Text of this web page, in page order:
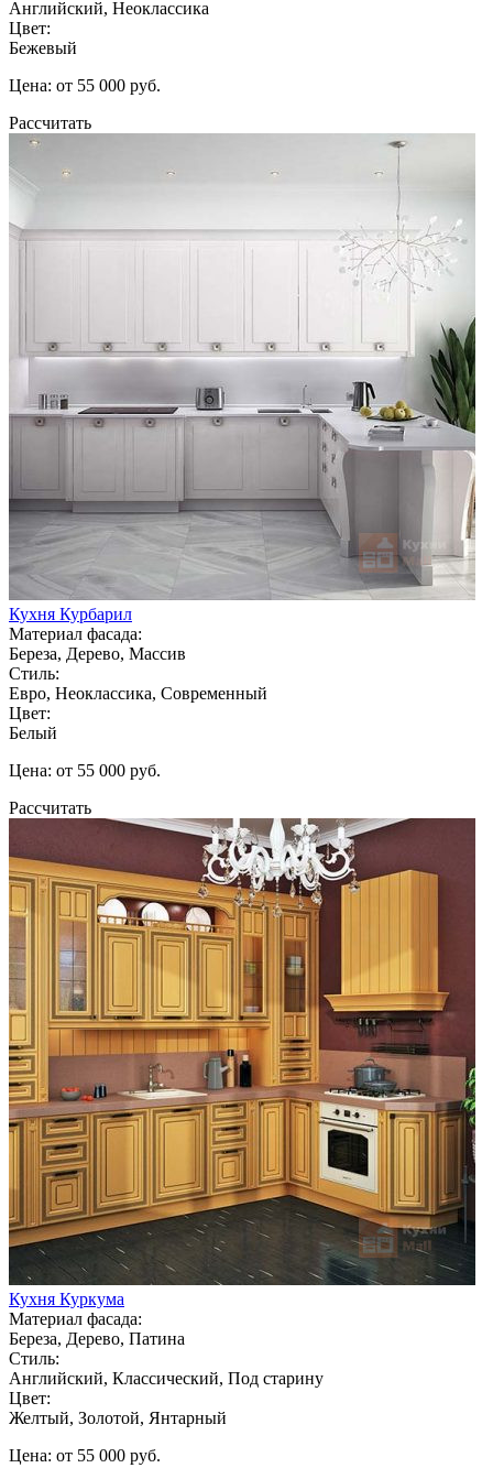
Английский, Неоклассика
Цвет:
Бежевый
Цена: от 55 000 руб.
Рассчитать
Кухня Курбарил
Материал фасада:
Береза, Дерево, Массив
Стиль:
Евро, Неоклассика, Современный
Цвет:
Белый
Цена: от 55 000 руб.
Рассчитать
Кухня Куркума
Материал фасада:
Береза, Дерево, Патина
Стиль:
Английский, Классический, Под старину
Цвет:
Желтый, Золотой, Янтарный
Цена: от 55 000 руб.